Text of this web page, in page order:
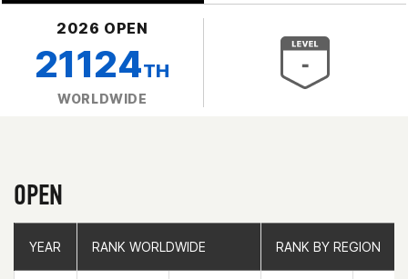
2026 OPEN
21124TH
WORLDWIDE
OPEN
YEAR RANK WORLDWIDE RANK BY REGION
YEAR RANK WORLDWIDE RANK BY REGION